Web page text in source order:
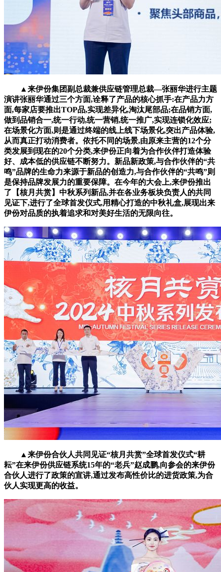
▲来伊份集团副总裁兼供应链管理总裁—张丽华进行主题
演讲张丽华通过三个方面,诠释了产品的核心抓手:在产品力方
面,每家店要推出TOP品,实现差异化,淘汰尾部品;在品销方面,
做到品销合一,统一行动,统一营销,统一推广,实现连锁化效应;
在场景化方面,则是通过终端的线上线下场景化,突出产品体验,
从而真正打动消费者。依托不同的场景,由原来主营的12个分
类发展到现在的20个分类,来伊份正向着为合作伙伴打造体验
好、成本低的供应链不断努力。新品新政策,与合作伙伴的“共
鸣”品牌的生命力来源于新品的创造力,与合作伙伴的“共鸣”则
是保持品牌发展力的重要保障。在今年的大会上,来伊份推出
了【核月共赏】中秋系列新品,并在各业务板块负责人的共同
见证下,进行了全球首发仪式,用精心打造的中秋礼盒,展现出来
伊份对品质的执着追求和对美好生活的无限向往。
▲来伊份合伙人共同见证“核月共赏”全球首发仪式“耕
耘”在来伊份供应链系统15年的“老兵”赵成鹏,向参会的来伊份
合伙人进行了政策的宣讲,通过发布高性价比的进货政策,为合
伙人实现更高的收益。